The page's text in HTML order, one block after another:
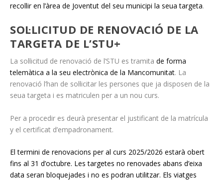
recollir en l’àrea de Joventut del seu municipi la seua targeta.
SOL·LICITUD DE RENOVACIÓ DE LA
TARGETA DE L’STU+
La sol·licitud de renovació de l’STU es tramita de forma
telemàtica a la seu electrònica de la Mancomunitat. La
renovació l’han de sol·licitar les persones que ja disposen de la
seua targeta i es matriculen per a un nou curs.
Per a procedir es deurà presentar el justificant de la matrícula
y el certificat d’empadronament.
El termini de renovacions per al curs 2025/2026 estarà obert
fins al 31 d’octubre. Les targetes no renovades abans d’eixa
data seran bloquejades i no es podran utilitzar. Els viatges